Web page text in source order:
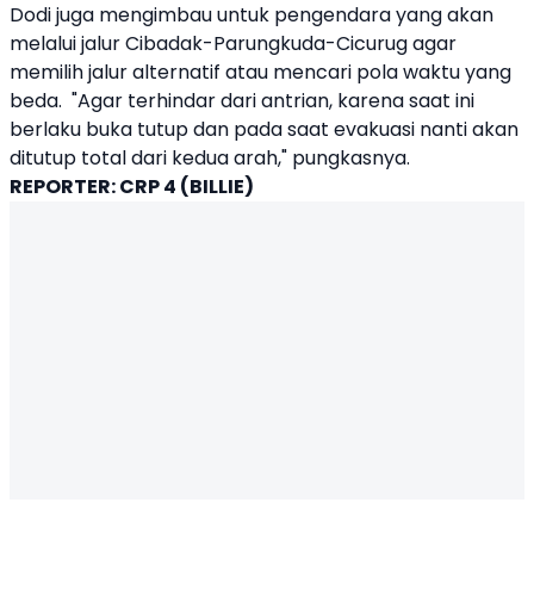
Dodi juga mengimbau untuk pengendara yang akan
melalui jalur Cibadak-Parungkuda-Cicurug agar
memilih jalur alternatif atau mencari pola waktu yang
beda. "Agar terhindar dari antrian, karena saat ini
berlaku buka tutup dan pada saat evakuasi nanti akan
ditutup total dari kedua arah," pungkasnya.
REPORTER: CRP 4 (BILLIE)